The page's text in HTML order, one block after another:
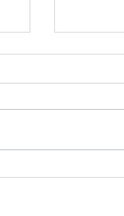
termine